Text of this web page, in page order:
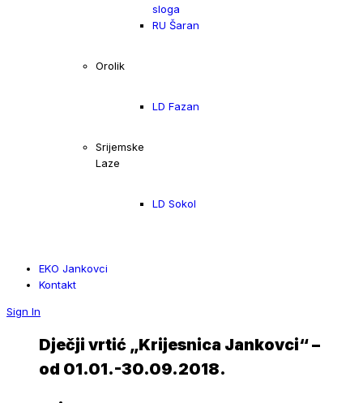
sloga
RU Šaran
Orolik
LD Fazan
Srijemske
Laze
LD Sokol
EKO Jankovci
Kontakt
Sign In
Dječji vrtić „Krijesnica Jankovci“ –
od 01.01.-30.09.2018.